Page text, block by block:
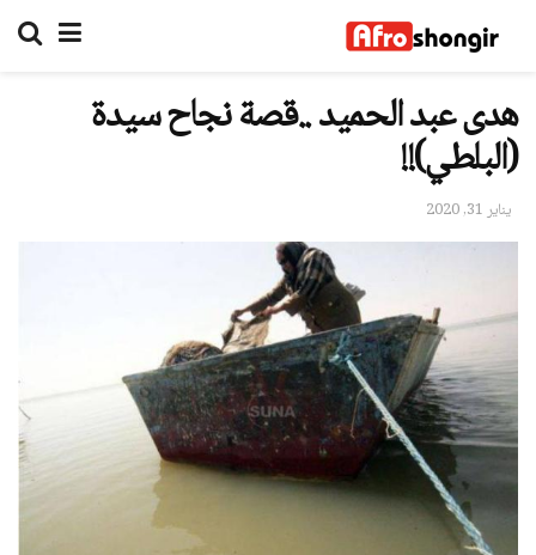
هدى عبد الحميد ..قصة نجاح سيدة
(البلطي)!!
يناير 31, 2020